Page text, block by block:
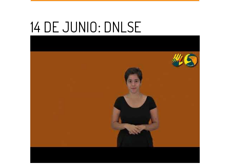
14 DE JUNIO: DNLSE